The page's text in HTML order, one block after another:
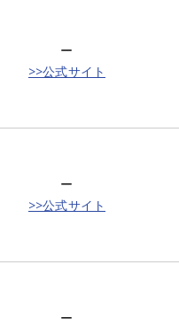
ー
>>公式サイト
ー
>>公式サイト
ー